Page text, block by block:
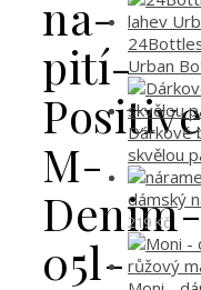
na-
pití-
M-
Denim-
05l-
Urban
Dárkové
skvělou
dámský
219 Kč